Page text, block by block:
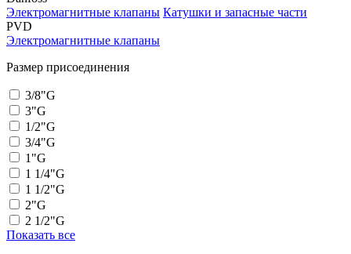
Электромагнитные клапаны Катушки и запасные части
PVD
Электромагнитные клапаны
Размер присоединения
3/8"G
3"G
1/2"G
3/4"G
1"G
1 1/4"G
1 1/2"G
2"G
2 1/2"G
Показать все